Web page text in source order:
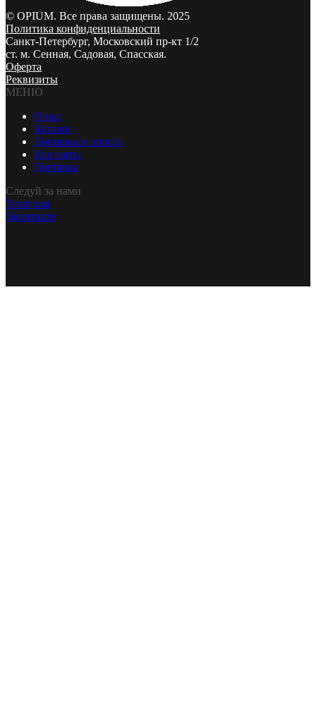
© OPIUM. Все права защищены. 2025
Политика конфиденциальности
Санкт-Петербург, Московский пр-кт 1/2
ст. м. Сенная, Садовая, Спасская.
Оферта
Реквизиты
МЕНЮ
О нас
Каталог
Доставка и оплата
Контакты
Доставка
Следуй за нами
Телеграм
Вконтакте